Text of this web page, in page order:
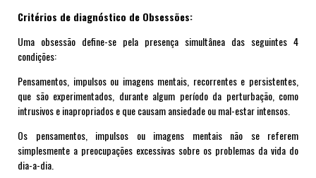
Critérios de diagnóstico de Obsessões:
Uma obsessão define-se pela presença simultânea das seguintes 4
condições:
Pensamentos, impulsos ou imagens mentais, recorrentes e persistentes,
que são experimentados, durante algum período da perturbação, como
intrusivos e inapropriados e que causam ansiedade ou mal-estar intensos.
Os pensamentos, impulsos ou imagens mentais não se referem
simplesmente a preocupações excessivas sobre os problemas da vida do
dia-a-dia.